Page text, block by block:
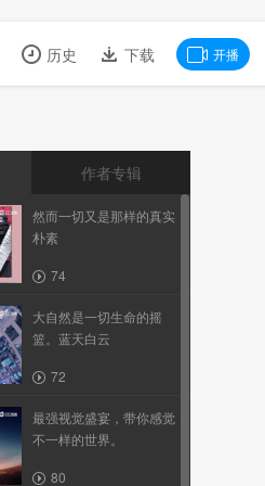
历史 下载 开播
作者专辑
然而一切又是那样的真实
朴素
74
大自然是一切生命的摇
篮。蓝天白云
72
最强视觉盛宴，带你感觉
不一样的世界。
80